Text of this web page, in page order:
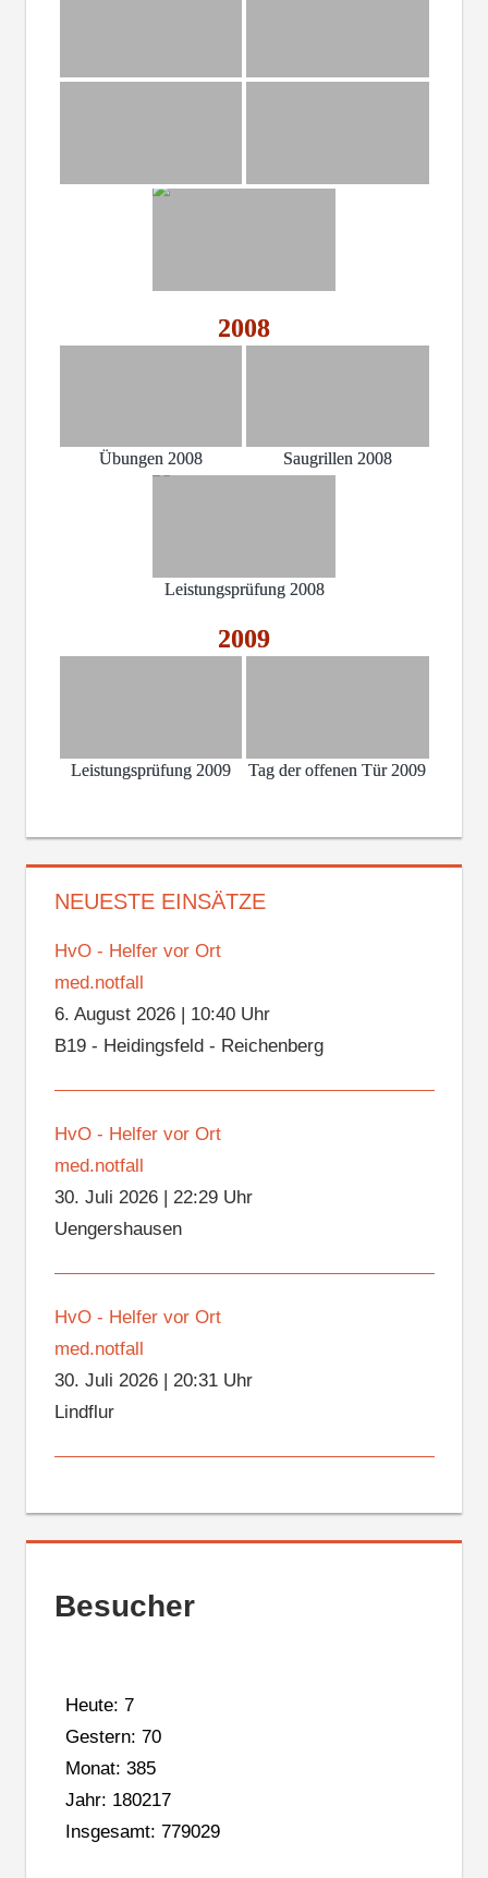
2008
Übungen 2008 Saugrillen 2008
Leistungsprüfung 2008
2009
Leistungsprüfung 2009 Tag der offenen Tür 2009
NEUESTE EINSÄTZE
HvO - Helfer vor Ort
med.notfall
6. August 2026| 10:40 Uhr
B19 - Heidingsfeld - Reichenberg
HvO - Helfer vor Ort
med.notfall
30. Juli 2026| 22:29 Uhr
Uengershausen
HvO - Helfer vor Ort
med.notfall
30. Juli 2026| 20:31 Uhr
Lindflur
Besucher
Heute: 7
Gestern: 70
Monat: 385
Jahr: 180217
Insgesamt: 779029